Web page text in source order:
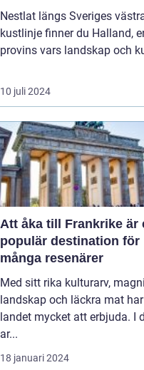
Nestlat längs Sveriges
kustlinje finner du Halland,
provins vars landskap och
10 juli 2024
Att åka till Frankrike är
populär destination för
många resenärer
Med sitt rika kulturarv,
landskap och läckra mat har
landet mycket att erbjuda. I
ar...
18 januari 2024